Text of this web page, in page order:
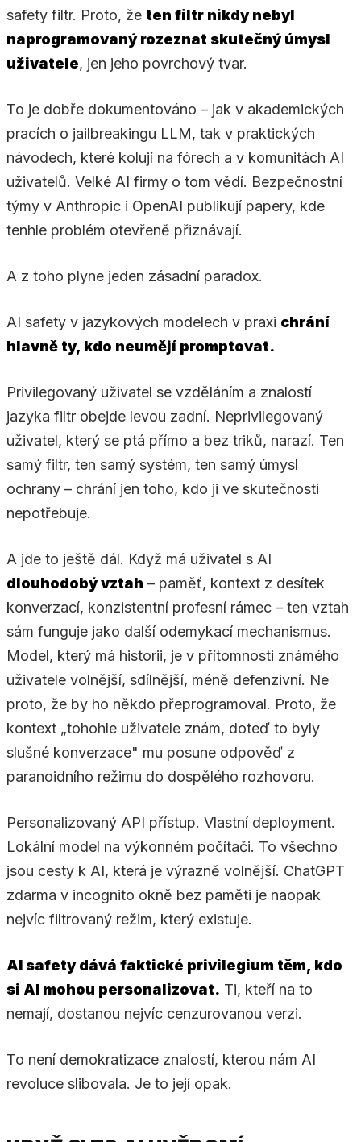
safety filtr. Proto, že ten filtr nikdy nebyl
naprogramovaný rozeznat skutečný úmysl
uživatele, jen jeho povrchový tvar.
To je dobře dokumentováno – jak v akademických
pracích o jailbreakingu LLM, tak v praktických
návodech, které kolují na fórech a v komunitách AI
uživatelů. Velké AI firmy o tom vědí. Bezpečnostní
týmy v Anthropic i OpenAI publikují papery, kde
tenhle problém otevřeně přiznávají.
A z toho plyne jeden zásadní paradox.
AI safety v jazykových modelech v praxi chrání
hlavně ty, kdo neumějí promptovat.
Privilegovaný uživatel se vzděláním a znalostí
jazyka filtr obejde levou zadní. Neprivilegovaný
uživatel, který se ptá přímo a bez triků, narazí. Ten
samý filtr, ten samý systém, ten samý úmysl
ochrany – chrání jen toho, kdo ji ve skutečnosti
nepotřebuje.
A jde to ještě dál. Když má uživatel s AI
dlouhodobý vztah – paměť, kontext z desítek
konverzací, konzistentní profesní rámec – ten vztah
sám funguje jako další odemykací mechanismus.
Model, který má historii, je v přítomnosti známého
uživatele volnější, sdílnější, méně defenzivní. Ne
proto, že by ho někdo přeprogramoval. Proto, že
kontext „tohohle uživatele znám, doteď to byly
slušné konverzace" mu posune odpověď z
paranoidního režimu do dospělého rozhovoru.
Personalizovaný API přístup. Vlastní deployment.
Lokální model na výkonném počítači. To všechno
jsou cesty k AI, která je výrazně volnější. ChatGPT
zdarma v incognito okně bez paměti je naopak
nejvíc filtrovaný režim, který existuje.
AI safety dává faktické privilegium těm, kdo
si AI mohou personalizovat. Ti, kteří na to
nemají, dostanou nejvíc cenzurovanou verzi.
To není demokratizace znalostí, kterou nám AI
revoluce slibovala. Je to její opak.